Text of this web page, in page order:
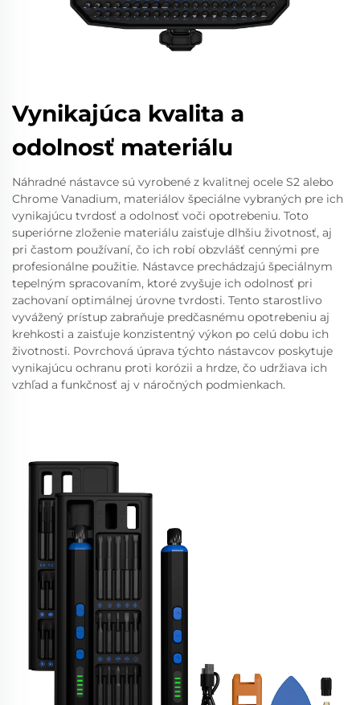
Vynikajúca kvalita a
odolnosť materiálu
Náhradné nástavce sú vyrobené z kvalitnej ocele S2 alebo
Chrome Vanadium, materiálov špeciálne vybraných pre ich
vynikajúcu tvrdosť a odolnosť voči opotrebeniu. Toto
superiórne zloženie materiálu zaisťuje dlhšiu životnosť, aj
pri častom používaní, čo ich robí obzvlášť cennými pre
profesionálne použitie. Nástavce prechádzajú špeciálnym
tepelným spracovaním, ktoré zvyšuje ich odolnosť pri
zachovaní optimálnej úrovne tvrdosti. Tento starostlivo
vyvážený prístup zabraňuje predčasnému opotrebeniu aj
krehkosti a zaisťuje konzistentný výkon po celú dobu ich
životnosti. Povrchová úprava týchto nástavcov poskytuje
vynikajúcu ochranu proti korózii a hrdze, čo udržiava ich
vzhľad a funkčnosť aj v náročných podmienkach.